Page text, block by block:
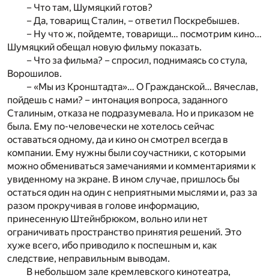
– Что там, Шумяцкий готов?
– Да, товарищ Сталин, – ответил Поскребышев.
– Ну что ж, пойдемте, товарищи… посмотрим кино…
Шумяцкий обещал новую фильму показать.
– Что за фильма? – спросил, поднимаясь со стула,
Ворошилов.
– «Мы из Кронштадта»… О Гражданской… Вячеслав,
пойдешь с нами? – интонация вопроса, заданного
Сталиным, отказа не подразумевала. Но и приказом не
была. Ему по-человечески не хотелось сейчас
оставаться одному, да и кино он смотрел всегда в
компании. Ему нужны были соучастники, с которыми
можно обмениваться замечаниями и комментариями к
увиденному на экране. В ином случае, пришлось бы
остаться один на один с неприятными мыслями и, раз за
разом прокручивая в голове информацию,
принесенную Штейнбрюком, вольно или нет
ограничивать пространство принятия решений. Это
хуже всего, ибо приводило к поспешным и, как
следствие, неправильным выводам.
В небольшом зале кремлевского кинотеатра,